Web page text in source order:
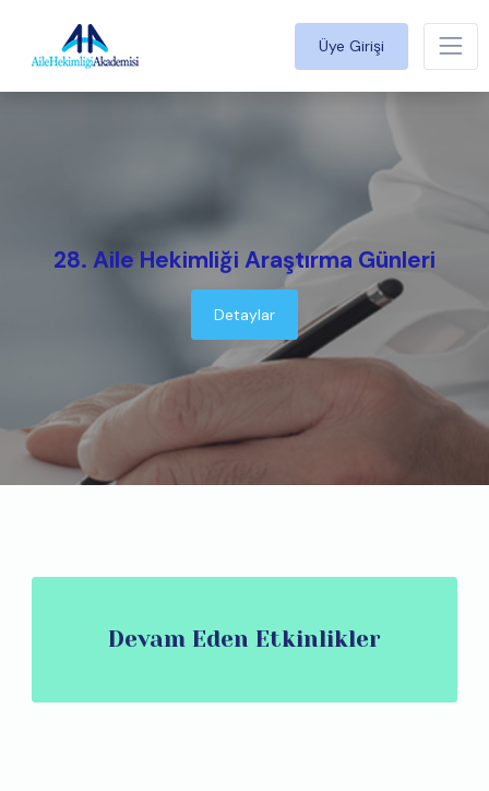
Üye Girişi
28. Aile Hekimliği Araştırma Günleri
Detaylar
Devam Eden Etkinlikler